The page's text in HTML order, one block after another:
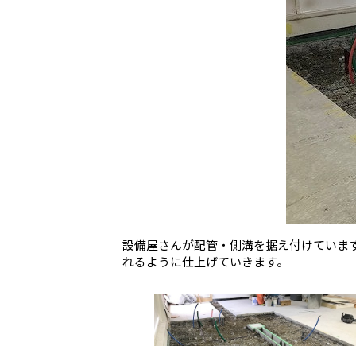
設備屋さんが配管・側溝を据え付けてい
れるように仕上げていきます。